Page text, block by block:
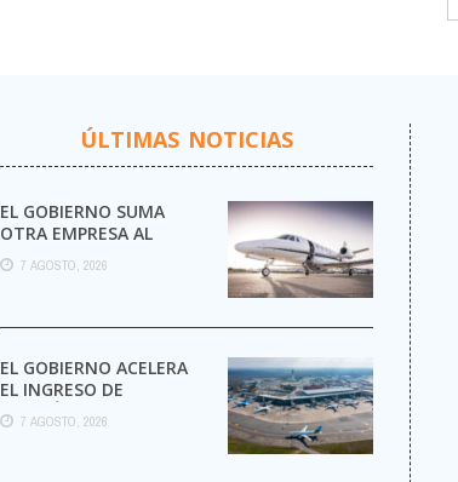
ÚLTIMAS NOTICIAS
EL GOBIERNO SUMA
OTRA EMPRESA AL
NEGOCIO DE LOS VUELOS
PRIVADOS
7 AGOSTO, 2026
EL GOBIERNO ACELERA
EL INGRESO DE
AEROLÍNEAS
EXTRANJERAS CON
7 AGOSTO, 2026